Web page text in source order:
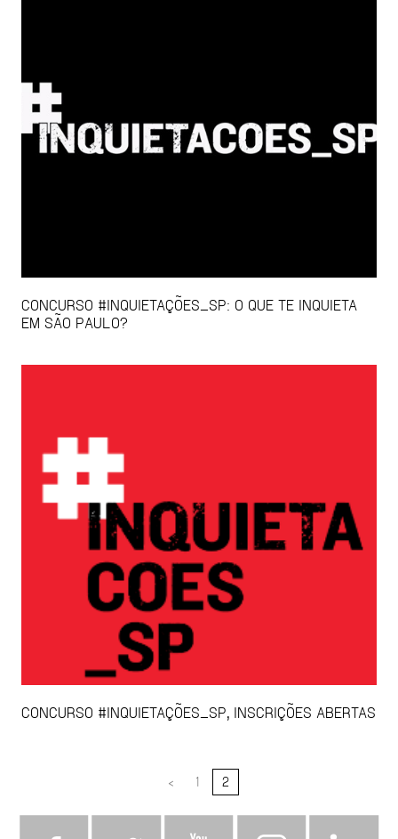
CONCURSO #INQUIETAÇÕES_SP: O QUE TE INQUIETA
EM SÃO PAULO?
CONCURSO #INQUIETAÇÕES_SP, INSCRIÇÕES ABERTAS
< 1 2